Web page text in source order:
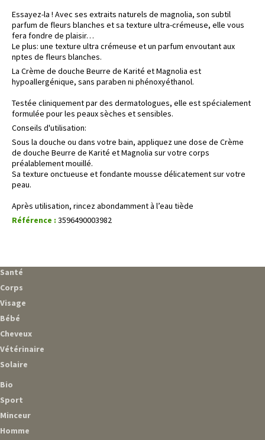
Essayez-la ! Avec ses extraits naturels de magnolia, son subtil
parfum de fleurs blanches et sa texture ultra-crémeuse, elle vous
fera fondre de plaisir…
Le plus: une texture ultra crémeuse et un parfum envoutant aux
nptes de fleurs blanches.
La Crème de douche Beurre de Karité et Magnolia est
hypoallergénique, sans paraben ni phénoxyéthanol.
Testée cliniquement par des dermatologues, elle est spécialement
formulée pour les peaux sèches et sensibles.
Conseils d'utilisation:
Sous la douche ou dans votre bain, appliquez une dose de Crème
de douche Beurre de Karité et Magnolia sur votre corps
préalablement mouillé.
Sa texture onctueuse et fondante mousse délicatement sur votre
peau.
Après utilisation, rincez abondamment à l’eau tiède
Référence : 3596490003982
Santé
Corps
Visage
Bébé
Cheveux
Vétérinaire
Solaire
Bio
Sport
Minceur
Homme